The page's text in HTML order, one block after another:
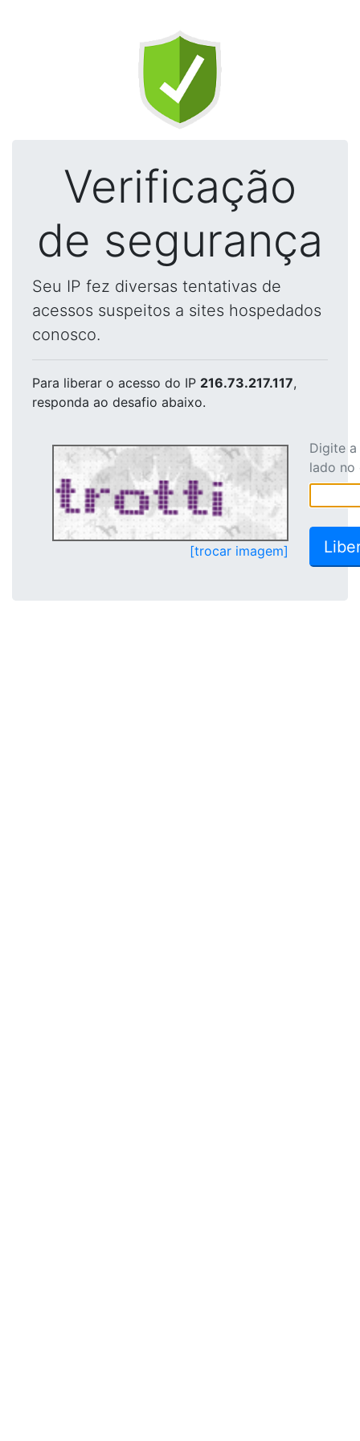
Verificação
de segurança
Seu IP fez diversas tentativas de
acessos suspeitos a sites hospedados
conosco.
Para liberar o acesso do IP 216.73.217.117,
responda ao desafio abaixo.
[trocar imagem]
Digite
lado no